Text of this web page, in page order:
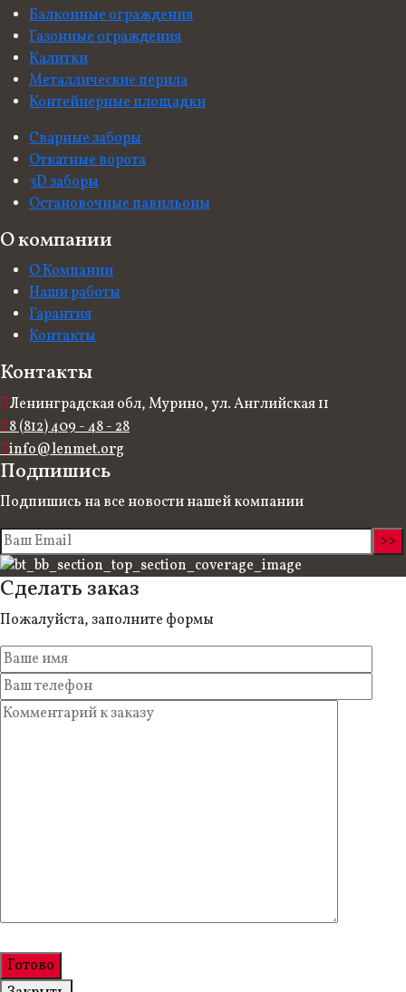
Балконные ограждения
Газонные ограждения
Калитки
Металлические перила
Контейнерные площадки
Сварные заборы
Откатные ворота
3D заборы
Остановочные павильоны
О компании
О Компании
Наши работы
Гарантия
Контакты
Контакты
Ленинградская обл, Мурино, ул. Английская 11
8 (812) 409 - 48 - 28
info@lenmet.org
Подпишись
Подпишись на все новости нашей компании
Сделать заказ
Пожалуйста, заполните формы